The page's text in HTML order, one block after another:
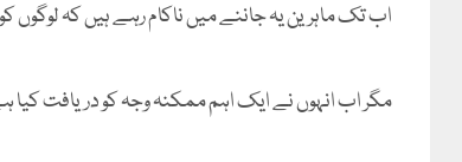
اب تک ماہرین یہ جاننے میں ناکام رہے ہیں کہ لوگوں
مگر اب انہوں نے ایک اہم ممکنہ وجہ کو دریافت